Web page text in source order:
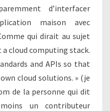
d’interfacer
maison avec
qui dirait au sujet
a cloud computing stack.
and APIs so that
cloud solutions. » (je
de la personne qui dit
un contributeur